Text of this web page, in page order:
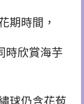
期時間，
時欣賞海芋
球仍含花苞